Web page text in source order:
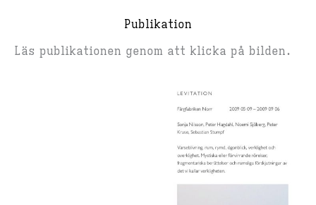
Publikation
Läs publikationen genom att klicka på bilden.